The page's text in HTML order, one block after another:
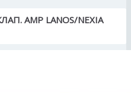
AMP LANOS/NEXIA